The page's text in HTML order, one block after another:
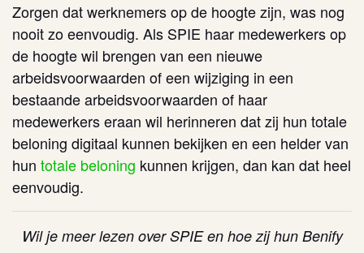
Zorgen dat werknemers op de hoogte zijn, was nog
nooit zo eenvoudig. Als SPIE haar medewerkers op
de hoogte wil brengen van een nieuwe
arbeidsvoorwaarden of een wijziging in een
bestaande arbeidsvoorwaarden of haar
medewerkers eraan wil herinneren dat zij hun totale
beloning digitaal kunnen bekijken en een helder van
hun totale beloning kunnen krijgen, dan kan dat heel
eenvoudig.
Wil je meer lezen over SPIE en hoe zij hun Benify